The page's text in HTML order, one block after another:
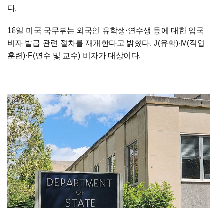
다.
18일 미국 국무부는 외국인 유학생·연수생 등에 대한 입국
비자 발급 관련 절차를 재개한다고 밝혔다. J(유학)·M(직업
훈련)·F(연수 및 교수) 비자가 대상이다.